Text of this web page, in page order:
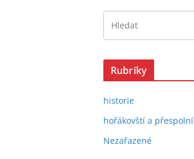
Rubriky
historie
hořákovští a přespolní
Nezařazené